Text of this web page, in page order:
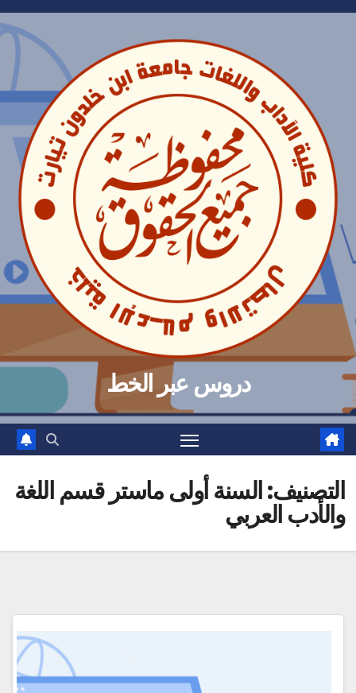
Skip
دروس عبر الخط
التصنيف: السنة أولى ماستر قسم اللغة
والأدب العربي